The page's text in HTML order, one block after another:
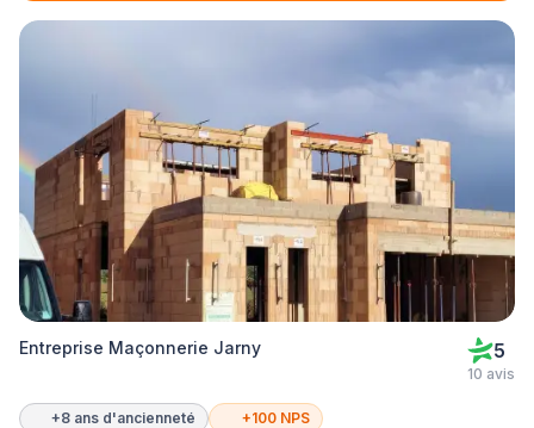
Entreprise Maçonnerie Jarny 5
10 avis
+8 ans d'ancienneté +100 NPS